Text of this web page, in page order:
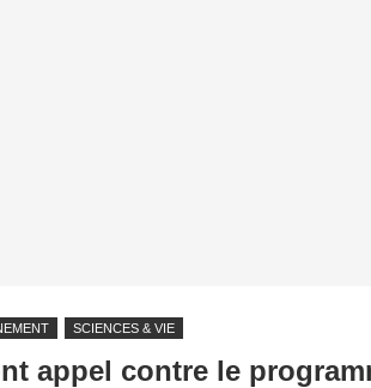
SCIENCES & VIE
appel contre le